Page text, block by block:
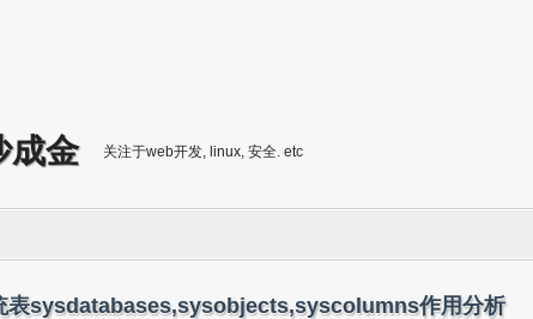
成金 关注于web开发, linux, 安全. etc
表sysdatabases,sysobjects,syscolumns作用分析